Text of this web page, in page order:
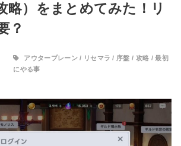
略）をまとめてみた！リ
？
アウタープレーン/ リセマラ / 序盤 / 攻略 /最初
にやる事